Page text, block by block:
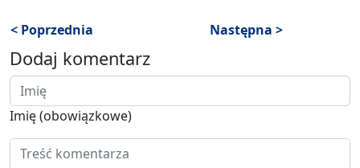
< Poprzednia Następna >
Dodaj komentarz
Imię (obowiązkowe)